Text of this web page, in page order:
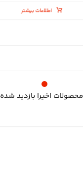
اطلاعات بیشتر
محصولات اخیرا بازدید شده